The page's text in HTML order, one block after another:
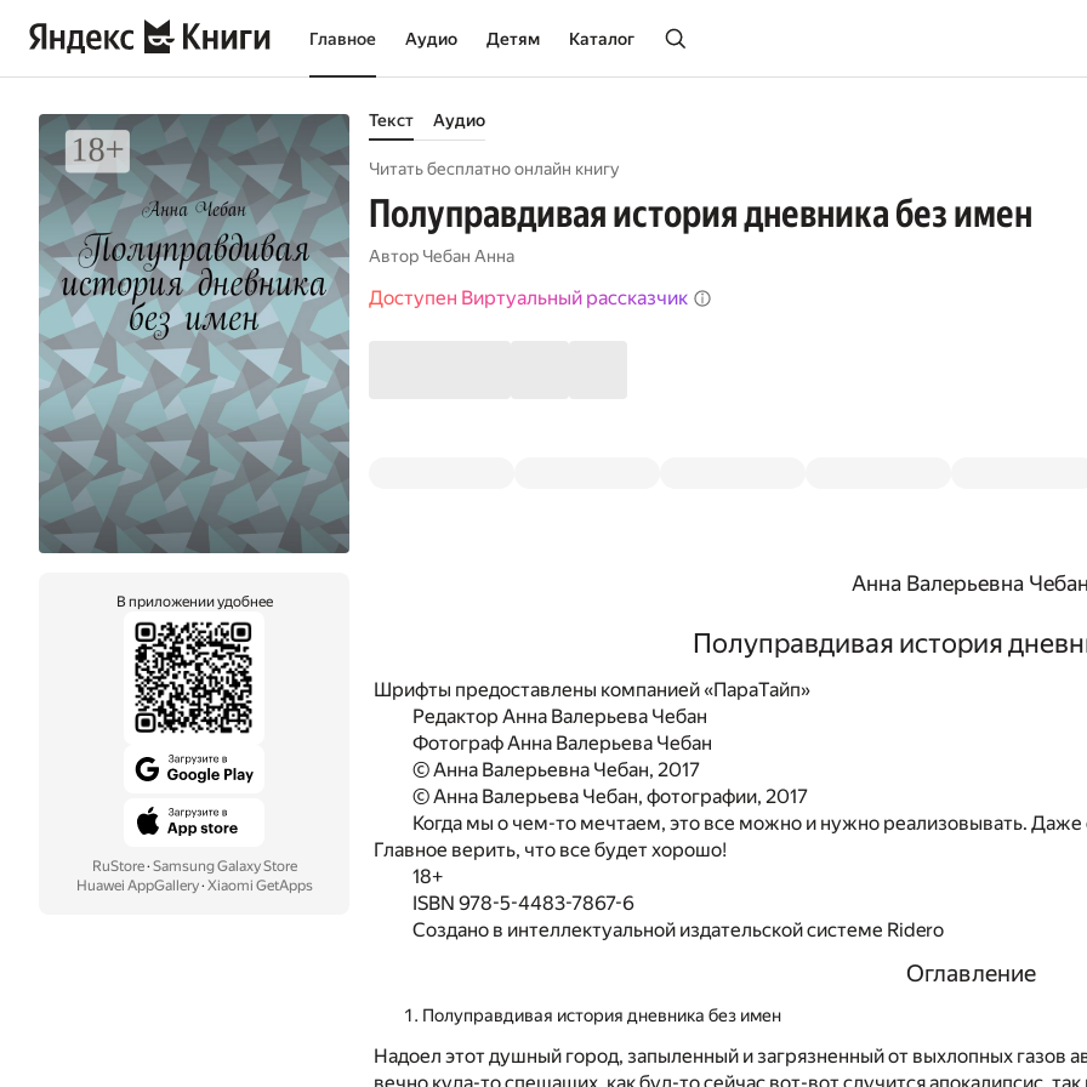
Главное Аудио Детям Каталог
В приложении удобнее
RuStore· Samsung Galaxy Store
Huawei AppGallery· Xiaomi GetApps
Текст Аудио
Читать бесплатно онлайн книгу
Полуправдивая история дневника без имен
Автор Чебан Анна
Доступен Виртуальный рассказчик
Анна Валерьевна Чебан
Полуправдивая история
Шрифты предоставлены компанией «ПараТайп»
Редактор Анна Валерьева Чебан
Фотограф Анна Валерьева Чебан
© Анна Валерьевна Чебан, 2017
© Анна Валерьева Чебан, фотографии, 2017
Когда мы о чем-то мечтаем, это все можно и нужно реализовывать. Даже
Главное верить, что все будет хорошо!
18+
ISBN 978-5-4483-7867-6
Создано в интеллектуальной издательской системе Ridero
Оглавление
Полуправдивая история дневника без имен
Надоел этот душный город, запыленный и загрязненный от выхлопных газов